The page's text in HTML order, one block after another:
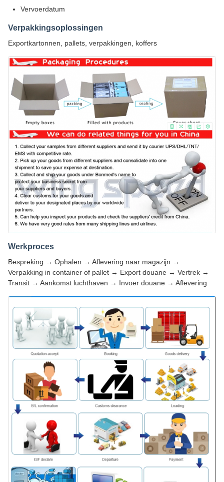
Vervoerdatum
Verpakkingsoplossingen
Exportkartonnen, pallets, verpakkingen, koffers
Werkproces
Bespreking → Ophalen → Aflevering naar magazijn →
Verpakking in container of pallet → Export douane → Vertrek →
Transit → Aankomst luchthaven → Invoer douane → Aflevering